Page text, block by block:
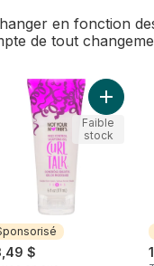
en fonction
de tout
panier
talk mousse au panier
$
Ajouter
Faible
stock